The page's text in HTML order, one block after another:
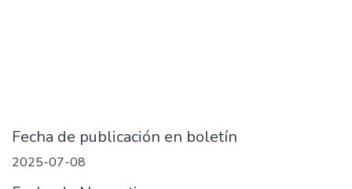
Fecha de publicación en boletín
2025-07-08